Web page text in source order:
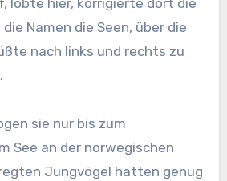
lobte hier, korrigierte dort die
Namen die Seen, über die
nach links und rechts zu
sie nur bis zum
See an der norwegischen
Jungvögel hatten genug